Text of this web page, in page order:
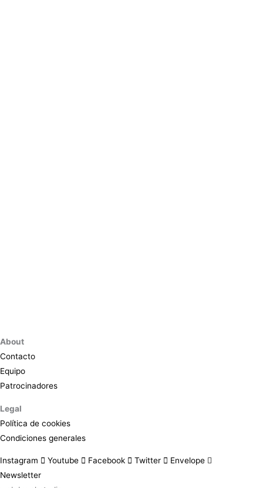
About
Contacto
Equipo
Patrocinadores
Legal
Política de cookies
Condiciones generales
Instagram Youtube Facebook Twitter
Envelope
Newsletter